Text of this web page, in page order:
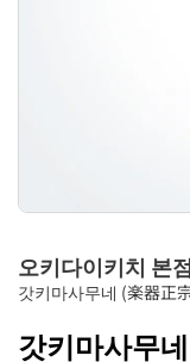
오키다이키치 본
갓키마사무네 (楽器正
갓키마사무